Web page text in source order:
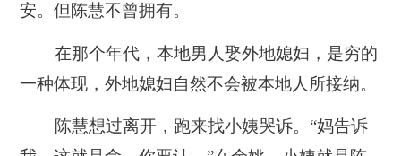
安。但陈慧不曾拥有。
在那个年代，本地男人娶外地媳妇，是穷的
一种体现，外地媳妇自然不会被本地人所接纳。
陈慧想过离开，跑来找小姨哭诉。“妈告诉